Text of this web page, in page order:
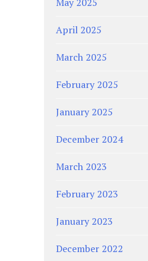
April 2025
March 2025
February 2025
January 2025
December 2024
March 2023
February 2023
January 2023
December 2022